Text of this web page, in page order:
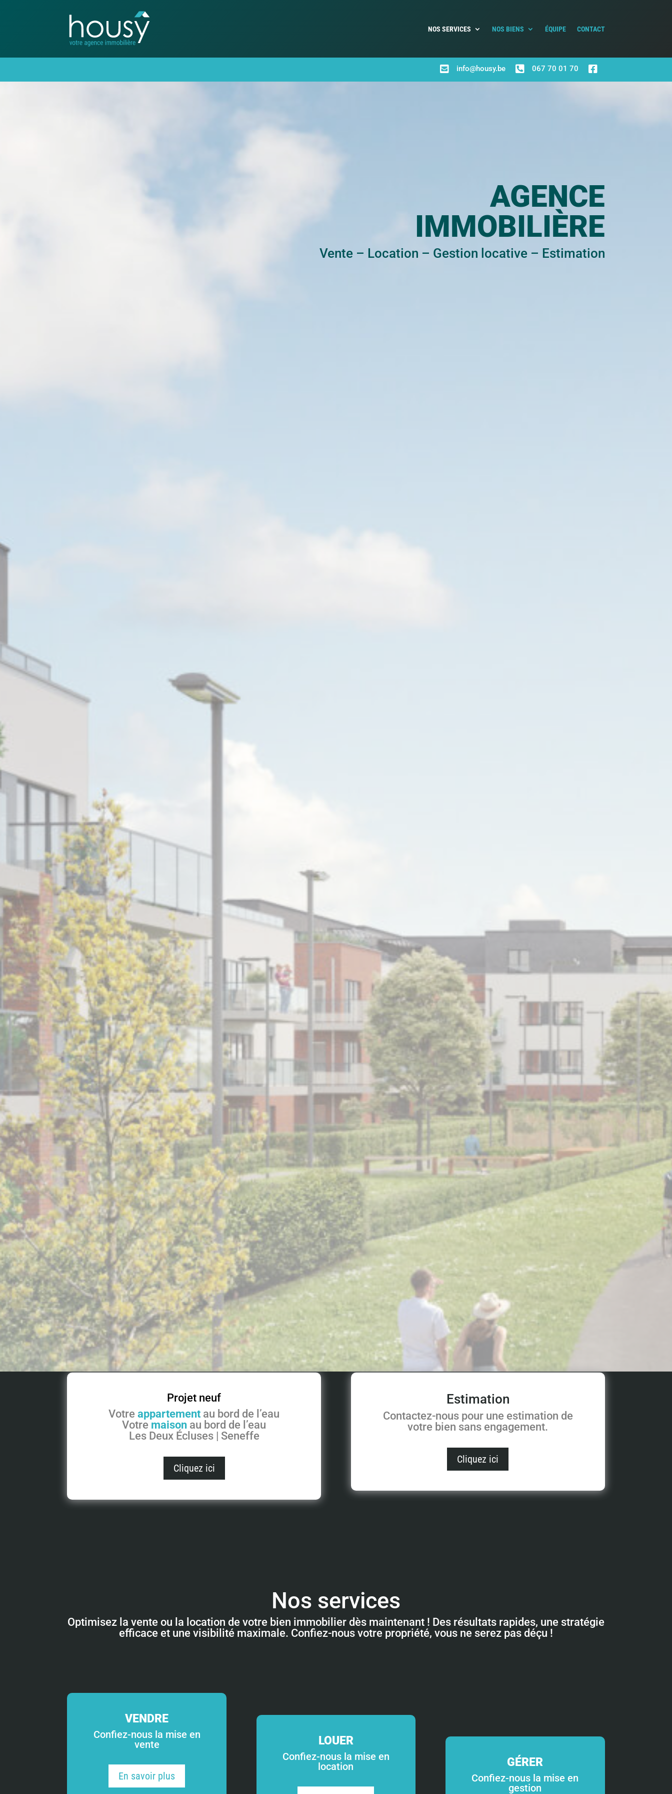
NOS SERVICES NOS BIENS ÉQUIPE CONTACT
 info@housy.be  067 70 01 70 
AGENCE
IMMOBILIÈRE
Vente– Location – Gestion locative– Estimation
Projet neuf
Votreappartement au bord de l’eau
Votre maison au bord de l’eau
Les Deux Écluses | Seneffe
Cliquez ici
Estimation
Contactez-nous pour une estimation de
votre bien sans engagement.
Cliquez ici
Nos services
Optimisez la vente ou la location de votre bien immobilier dès maintenant ! Des résultats rapides, une stratégie
efficace et une visibilité maximale. Confiez-nous votre propriété, vous ne serez pas déçu !
VENDRE
Confiez-nous la mise en
vente
En savoir plus
LOUER
Confiez-nous la mise en
location
GÉRER
Confiez-nous la mise en
gestion